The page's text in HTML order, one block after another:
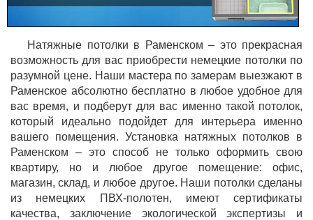
Натяжные потолки в Раменском – это прекрасная
возможность для вас приобрести немецкие потолки по
разумной цене. Наши мастера по замерам выезжают в
Раменское абсолютно бесплатно в любое удобное для
вас время, и подберут для вас именно такой потолок,
который идеально подойдет для интерьера именно
вашего помещения. Установка натяжных потолков в
Раменском – это способ не только оформить свою
квартиру, но и любое другое помещение: офис,
магазин, склад, и любое другое. Наши потолки сделаны
из немецких ПВХ-полотен, имеют сертификаты
качества, заключение экологической экспертизы и